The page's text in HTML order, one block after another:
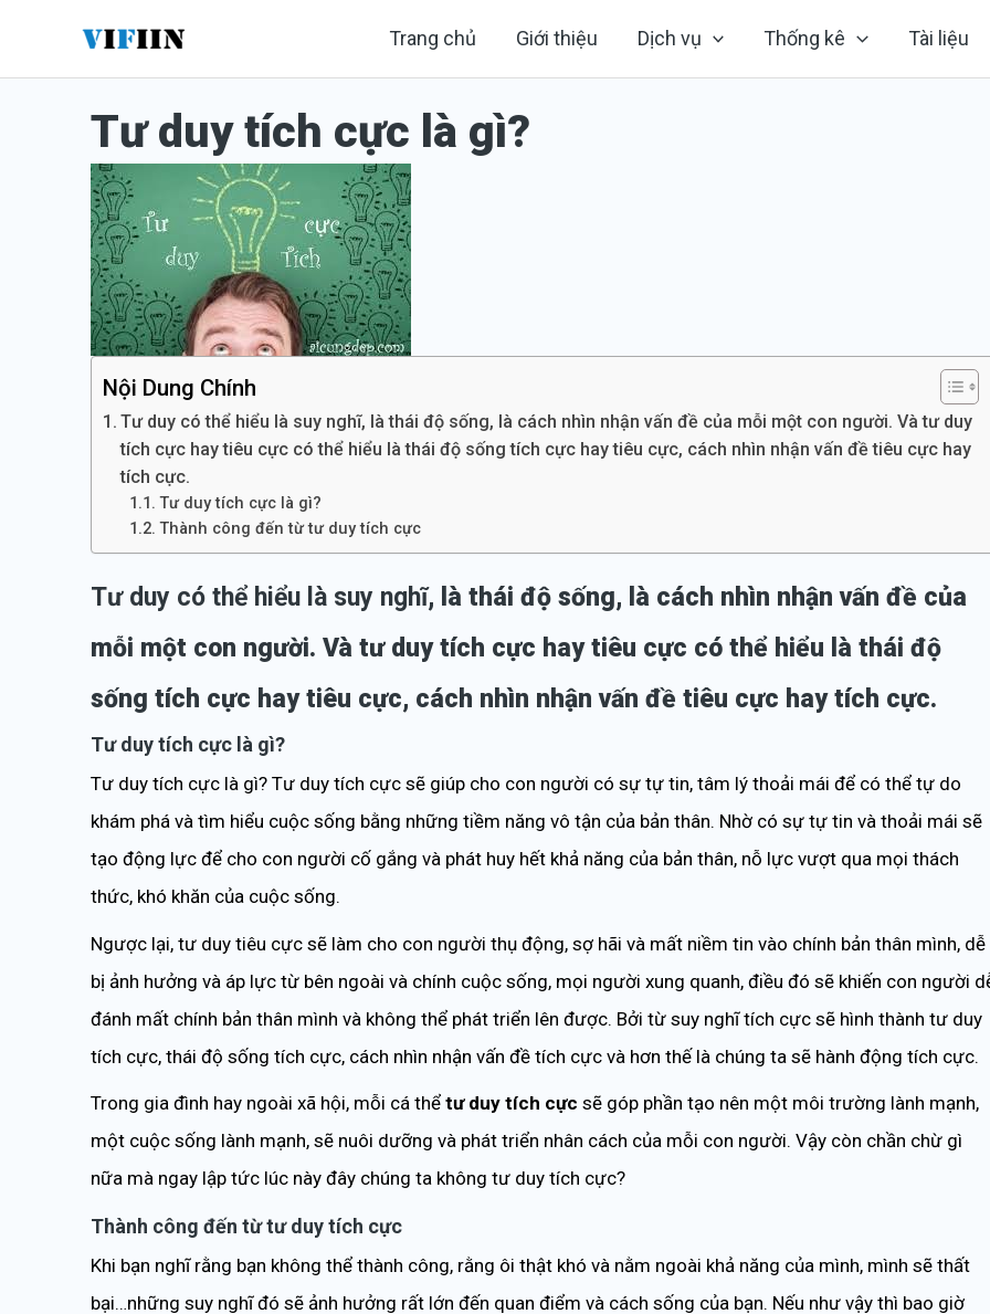
Trang chủ Giới thiệu Dịch vụ Thống kê Tài liệu
Tư duy tích cực là gì?
Nội Dung Chính
Tư duy có thể hiểu là suy nghĩ, là thái độ sống, là cách nhìn nhận vấn đề của mỗi một con người. Và tư duy
tích cực hay tiêu cực có thể hiểu là thái độ sống tích cực hay tiêu cực, cách nhìn nhận vấn đề tiêu cực hay
tích cực.
Tư duy tích cực là gì?
Thành công đến từ tư duy tích cực
Tư duy có thể hiểu là suy nghĩ, là thái độ sống, là cách nhìn nhận vấn đề của
mỗi một con người. Và tư duy tích cực hay tiêu cực có thể hiểu là thái độ
sống tích cực hay tiêu cực, cách nhìn nhận vấn đề tiêu cực hay tích cực.
Tư duy tích cực là gì?
Tư duy tích cực là gì? Tư duy tích cực sẽ giúp cho con người có sự tự tin, tâm lý thoải mái để có thể tự do
khám phá và tìm hiểu cuộc sống bằng những tiềm năng vô tận của bản thân. Nhờ có sự tự tin và thoải mái sẽ
tạo động lực để cho con người cố gắng và phát huy hết khả năng của bản thân, nỗ lực vượt qua mọi thách
thức, khó khăn của cuộc sống.
Ngược lại, tư duy tiêu cực sẽ làm cho con người thụ động, sợ hãi và mất niềm tin vào chính bản thân mình, dễ
bị ảnh hưởng và áp lực từ bên ngoài và chính cuộc sống, mọi người xung quanh, điều đó sẽ khiến con người
đánh mất chính bản thân mình và không thể phát triển lên được. Bởi từ suy nghĩ tích cực sẽ hình thành tư duy
tích cực, thái độ sống tích cực, cách nhìn nhận vấn đề tích cực và hơn thế là chúng ta sẽ hành động tích cực.
Trong gia đình hay ngoài xã hội, mỗi cá thể tư duy tích cực sẽ góp phần tạo nên một môi trường lành mạnh,
một cuộc sống lành mạnh, sẽ nuôi dưỡng và phát triển nhân cách của mỗi con người. Vậy còn chần chừ gì
nữa mà ngay lập tức lúc này đây chúng ta không tư duy tích cực?
Thành công đến từ tư duy tích cực
Khi bạn nghĩ rằng bạn không thể thành công, rằng ôi thật khó và nằm ngoài khả năng của mình, mình sẽ thất
bại…những suy nghĩ đó sẽ ảnh hưởng rất lớn đến quan điểm và cách sống của bạn. Nếu như vậy thì bao giờ